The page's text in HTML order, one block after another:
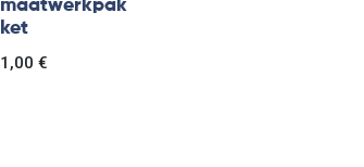
maatwerkpak
ket
1,00 €